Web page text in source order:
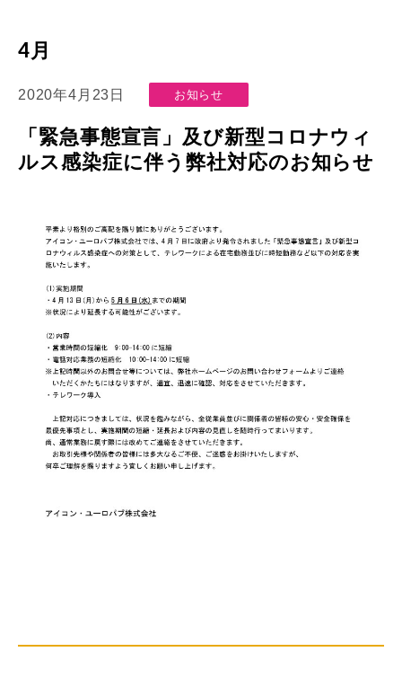
4月
2020年4月23日 お知らせ
「緊急事態宣言」及び新型コロナウィ
ルス感染症に伴う弊社対応のお知らせ